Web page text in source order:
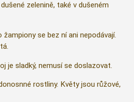
zelenině, také v dušeném
se bez ní ani nepodávají.
je sladký, nemusí se doslazovat.
rostliny. Květy jsou růžové,